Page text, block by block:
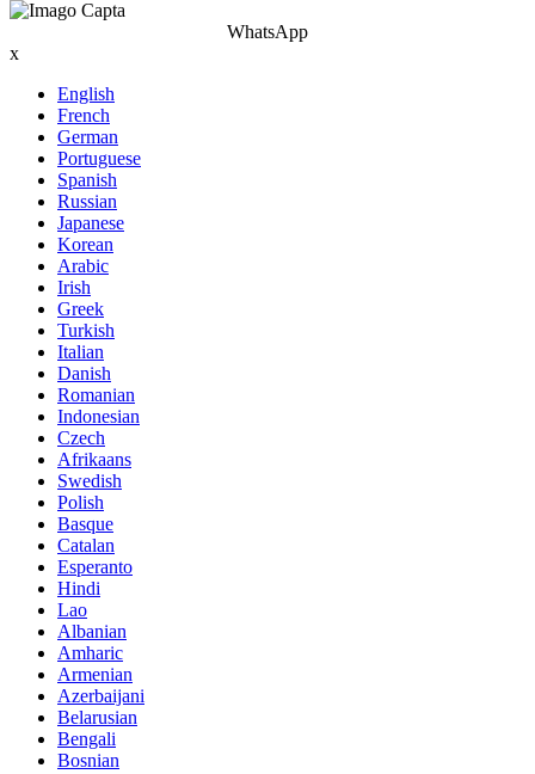
WhatsApp
x
English
French
German
Portuguese
Spanish
Russian
Japanese
Korean
Arabic
Irish
Greek
Turkish
Italian
Danish
Romanian
Indonesian
Czech
Afrikaans
Swedish
Polish
Basque
Catalan
Esperanto
Hindi
Lao
Albanian
Amharic
Armenian
Azerbaijani
Belarusian
Bengali
Bosnian